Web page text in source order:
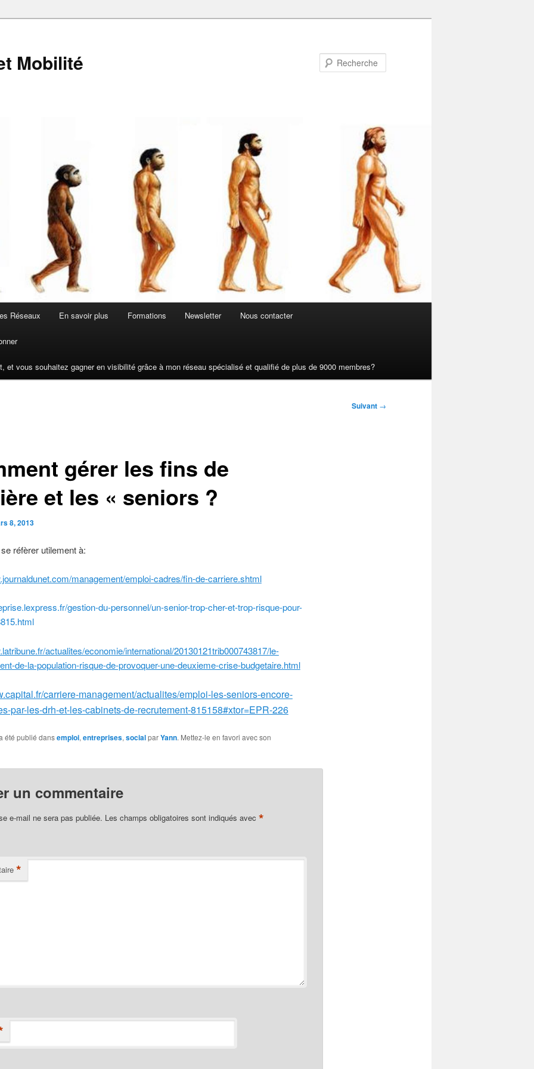
Mobilité
Réseaux En savoir plus Formations Newsletter Nous contacter
et vous souhaitez gagner en visibilité grâce à mon réseau spécialisé et qualifié de plus de 9000 membres?
Suivant →
gérer les fins de
et les « seniors ?
8, 2013
réfèrer utilement à:
management/emploi-cadres/fin-de-carriere.shtml
gestion-du-personnel/un-senior-trop-cher-et-trop-risque-pour-
actualites/economie/international/20130121trib000743817/le-
de-la-population-risque-de-provoquer-une-deuxieme-crise-budgetaire.html
carriere-management/actualites/emploi-les-seniors-encore-
par-les-drh-et-les-cabinets-de-recrutement-815158#xtor=EPR-226
été publié dansemploi, entreprises, socialparYann. Mettez-le en favori avec son
un commentaire
e-mail ne sera pas publiée. Les champs obligatoires sont indiqués avec *
*